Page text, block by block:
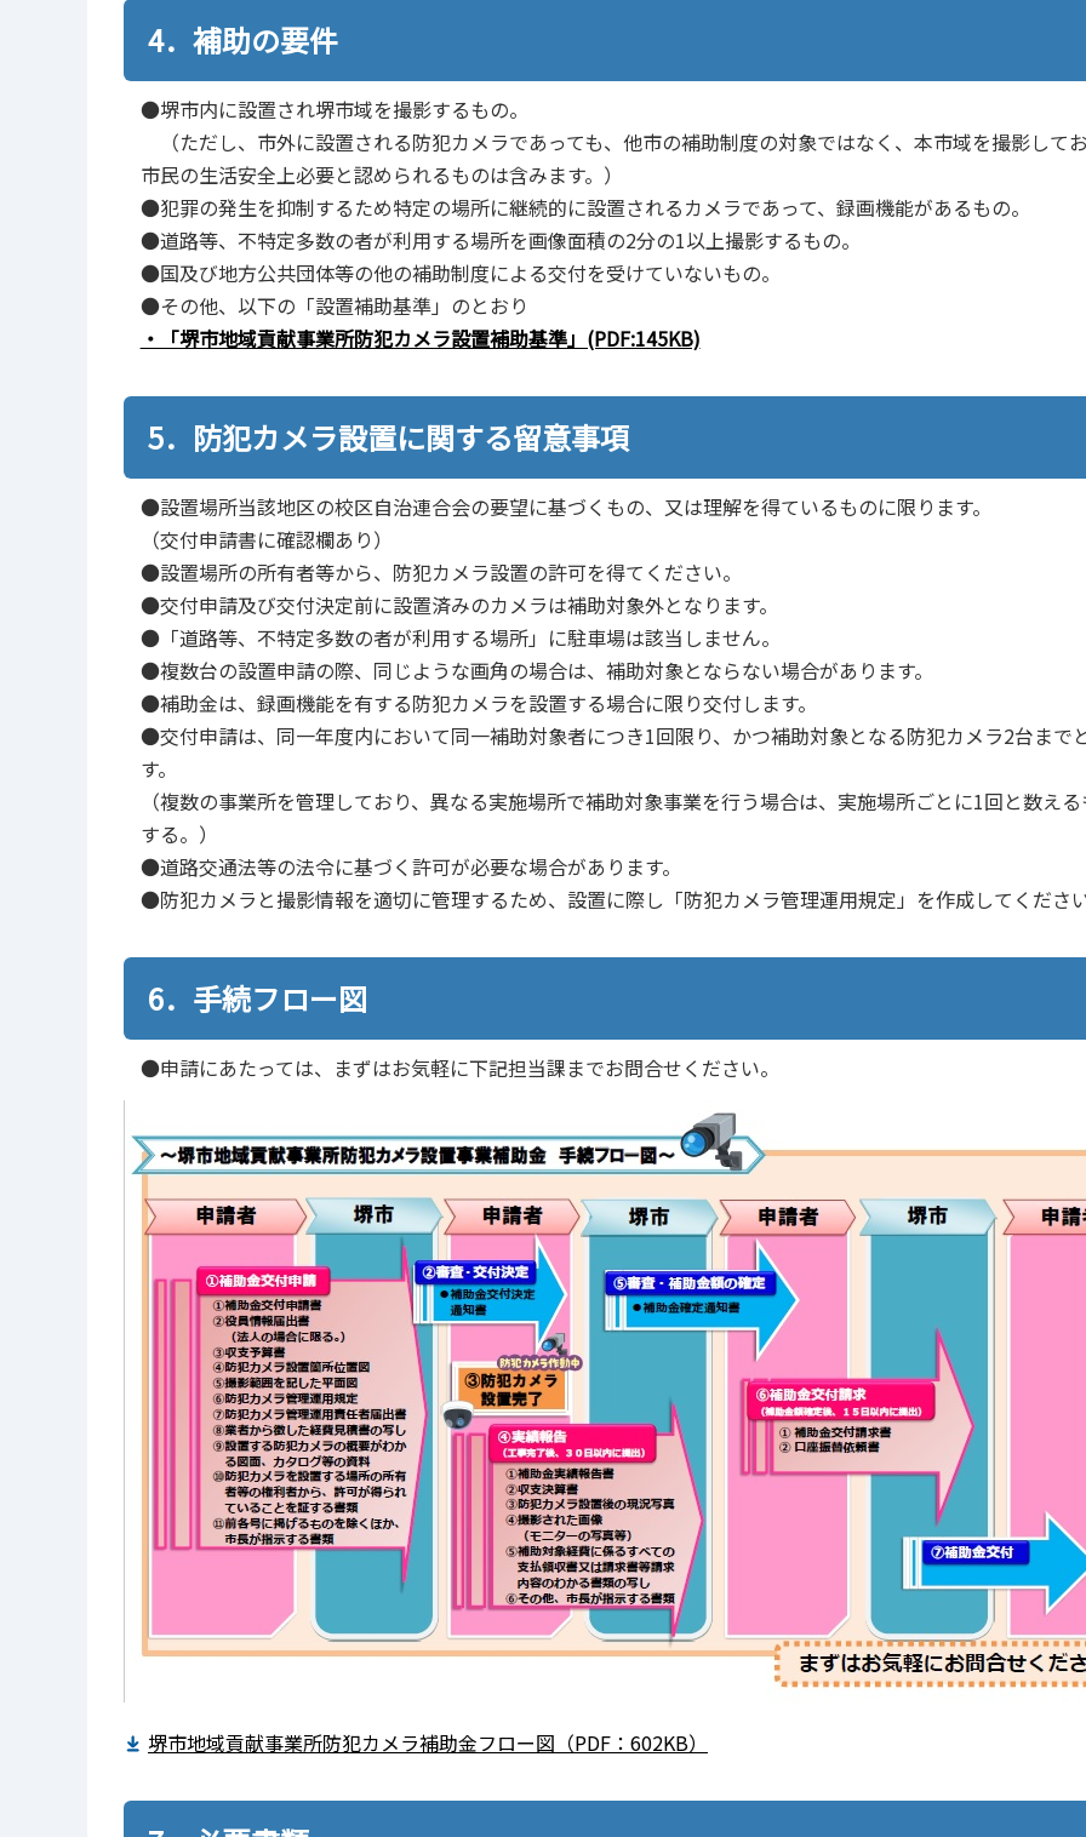
4．補助の要件
●堺市内に設置され堺市域を撮影するもの。
（ただし、市外に設置される防犯カメラであっても、他市の補助制度の対象ではなく、本市域を撮影して
市民の生活安全上必要と認められるものは含みます。）
●犯罪の発生を抑制するため特定の場所に継続的に設置されるカメラであって、録画機能があるもの。
●道路等、不特定多数の者が利用する場所を画像面積の2分の1以上撮影するもの。
●国及び地方公共団体等の他の補助制度による交付を受けていないもの。
●その他、以下の「設置補助基準」のとおり
・「堺市地域貢献事業所防犯カメラ設置補助基準」(PDF:145KB)
5．防犯カメラ設置に関する留意事項
●設置場所当該地区の校区自治連合会の要望に基づくもの、又は理解を得ているものに限ります。
（交付申請書に確認欄あり）
●設置場所の所有者等から、防犯カメラ設置の許可を得てください。
●交付申請及び交付決定前に設置済みのカメラは補助対象外となります。
●「道路等、不特定多数の者が利用する場所」に駐車場は該当しません。
●複数台の設置申請の際、同じような画角の場合は、補助対象とならない場合があります。
●補助金は、録画機能を有する防犯カメラを設置する場合に限り交付します。
●交付申請は、同一年度内において同一補助対象者につき1回限り、かつ補助対象となる防犯カメラ2台まで
す。
（複数の事業所を管理しており、異なる実施場所で補助対象事業を行う場合は、実施場所ごとに1回と数え
する。）
●道路交通法等の法令に基づく許可が必要な場合があります。
●防犯カメラと撮影情報を適切に管理するため、設置に際し「防犯カメラ管理運用規定」を作成してくださ
6．手続フロー図
●申請にあたっては、まずはお気軽に下記担当課までお問合せください。
堺市地域貢献事業所防犯カメラ補助金フロー図（PDF：602KB）